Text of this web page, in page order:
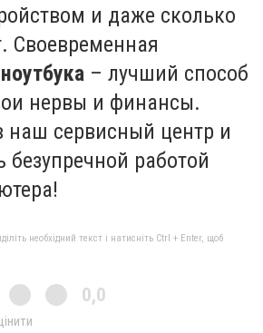
и даже сколько
Своевременная
– лучший способ
нервы и финансы.
наш сервисный центр и
безупречной работой
необхідний текст і натисніть Ctrl + Enter, щоб
0,0